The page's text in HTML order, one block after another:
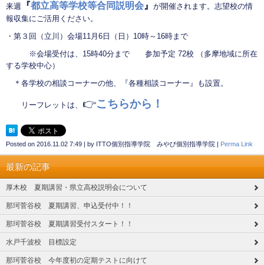
来週 『都立高等学校等合同説明会 』 が開催されます。志望校の情
報収集にご活用ください。
・第３回（立川）会場11月6日（日）10時～16時まで
※会場受付は、15時40分まで 参加予定 72校 （多摩地域に所在
する学校中心）
＊各学校の相談コーナーの他、『各種相談コーナー』も設置。
リーフレットは、 👉こちらから！
Posted on 2016.11.02 7:49 | by ITTO個別指導学院 みやび個別指導学院 | Perma Link
最新の記事
厚木校 夏期講習・県立高校説明会について
那珂菅谷校 夏期講習、申込受付中！！
那珂菅谷校 夏期講習受付スタート！！
水戸千波校 目標設定
那珂菅谷校 今年度初の定期テストに向けて